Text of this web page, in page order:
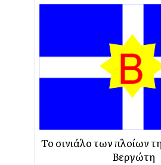
Το σινιάλο των πλοίων
Βεργώτη